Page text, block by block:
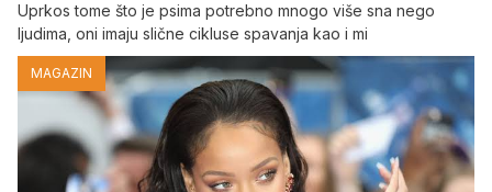
Uprkos tome što je psima potrebno mnogo više sna nego
ljudima, oni imaju slične cikluse spavanja kao i mi
MAGAZIN